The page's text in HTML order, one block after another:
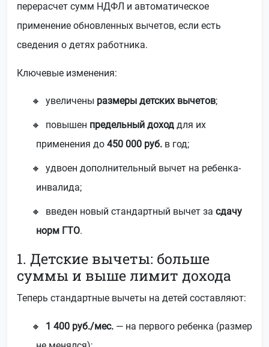
перерасчет сумм НДФЛ и автоматическое
применение обновленных вычетов, если есть
сведения о детях работника.
Ключевые изменения:
увеличены размеры детских вычетов;
повышен предельный доход для их
применения до 450 000 руб. в год;
удвоен дополнительный вычет на ребенка-
инвалида;
введен новый стандартный вычет за сдачу
норм ГТО.
1. Детские вычеты: больше
суммы и выше лимит дохода
Теперь стандартные вычеты на детей составляют:
1 400 руб./мес. — на первого ребенка (размер